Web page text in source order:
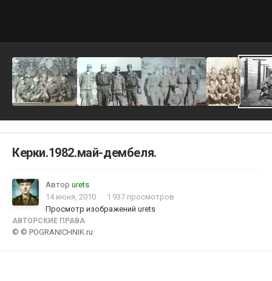
Керки.1982.май-дембеля.
Автор urets
14 июня, 2010
1 937 просмотров
Просмотр изображений urets
АВТОРСКИЕ ПРАВА
© © POGRANICHNIK.ru